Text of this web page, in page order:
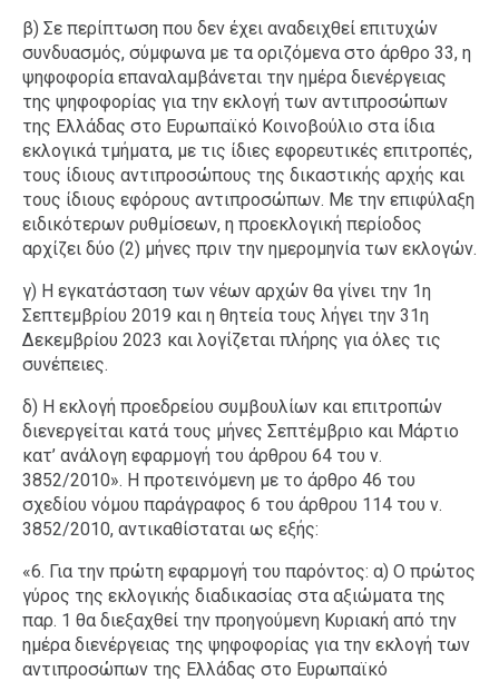
β) Σε περίπτωση που δεν έχει αναδειχθεί επιτυχών
συνδυασμός, σύμφωνα με τα οριζόμενα στο άρθρο 33, η
ψηφοφορία επαναλαμβάνεται την ημέρα διενέργειας
της ψηφοφορίας για την εκλογή των αντιπροσώπων
της Ελλάδας στο Ευρωπαϊκό Κοινοβούλιο στα ίδια
εκλογικά τμήματα, με τις ίδιες εφορευτικές επιτροπές,
τους ίδιους αντιπροσώπους της δικαστικής αρχής και
τους ίδιους εφόρους αντιπροσώπων. Με την επιφύλαξη
ειδικότερων ρυθμίσεων, η προεκλογική περίοδος
αρχίζει δύο (2) μήνες πριν την ημερομηνία των εκλογών.
γ) Η εγκατάσταση των νέων αρχών θα γίνει την 1η
Σεπτεμβρίου 2019 και η θητεία τους λήγει την 31η
Δεκεμβρίου 2023 και λογίζεται πλήρης για όλες τις
συνέπειες.
δ) Η εκλογή προεδρείου συμβουλίων και επιτροπών
διενεργείται κατά τους μήνες Σεπτέμβριο και Μάρτιο
κατ’ ανάλογη εφαρμογή του άρθρου 64 του ν.
3852/2010». Η προτεινόμενη με το άρθρο 46 του
σχεδίου νόμου παράγραφος 6 του άρθρου 114 του ν.
3852/2010, αντικαθίσταται ως εξής:
«6. Για την πρώτη εφαρμογή του παρόντος: α) Ο πρώτος
γύρος της εκλογικής διαδικασίας στα αξιώματα της
παρ. 1 θα διεξαχθεί την προηγούμενη Κυριακή από την
ημέρα διενέργειας της ψηφοφορίας για την εκλογή των
αντιπροσώπων της Ελλάδας στο Ευρωπαϊκό